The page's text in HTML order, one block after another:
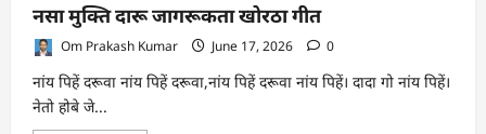
नसा मुक्ति दारू जागरूकता खोरठा गीत
Om Prakash Kumar June 17, 2026 0
नांय पिहें दरूवा नांय पिहें दरूवा,नांय पिहें दरूवा नांय पिहें। दादा गो नांय पिहें।
नेतो होबे जे...